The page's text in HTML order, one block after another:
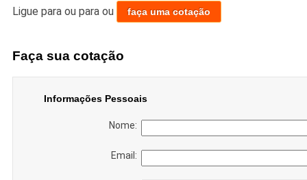
Ligue para ou para ou faça uma cotação
Faça sua cotação
Informações Pessoais
Nome:
Email: